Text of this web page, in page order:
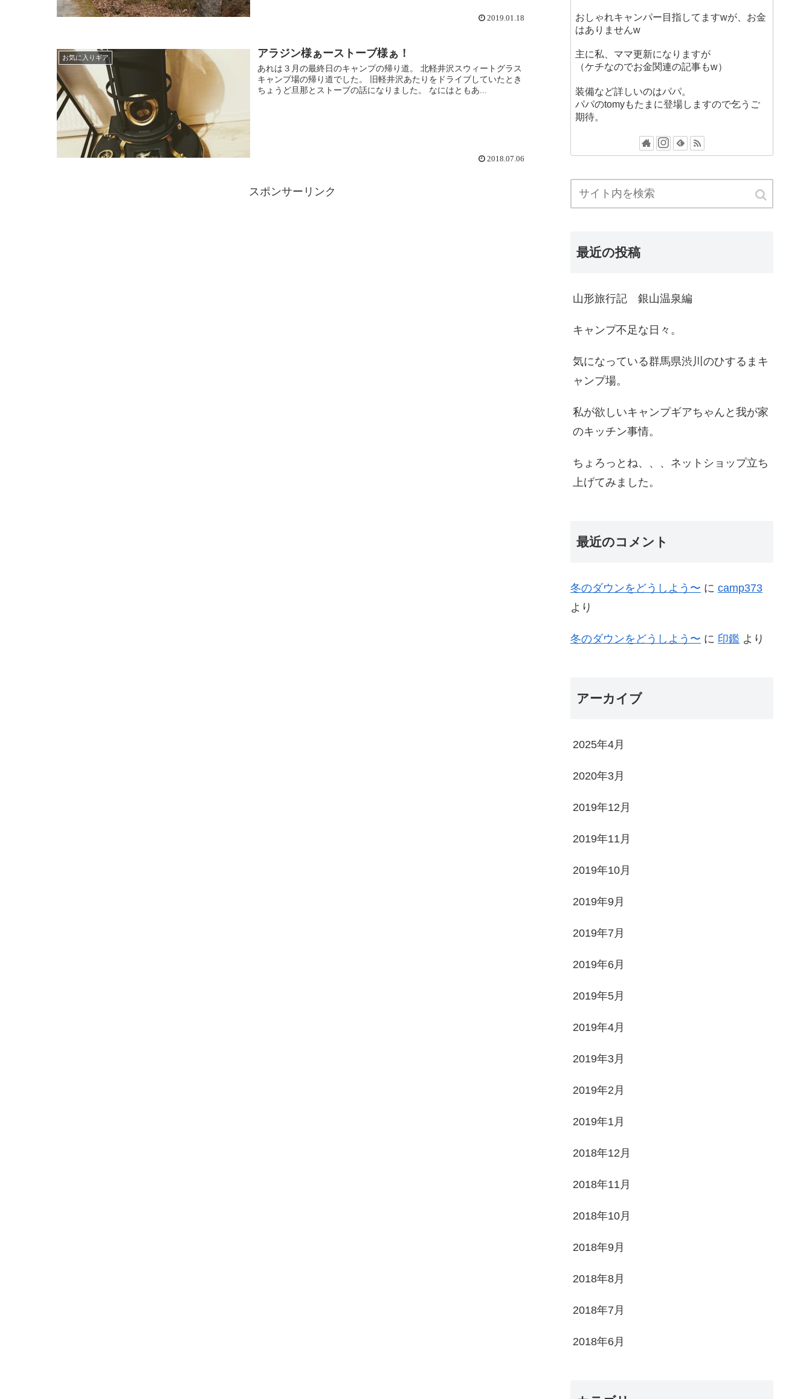
2019.01.18
お気に入りギア アラジン様ぁーストーブ様ぁ！
あれは３月の最終日のキャンプの帰り道。 北軽井沢スウィートグラス
キャンプ場の帰り道でした。 旧軽井沢あたりをドライブしていたとき
ちょうど旦那とストーブの話になりました。 なにはともあ...
2018.07.06
スポンサーリンク
おしゃれキャンパー目指してますwが、お金
はありませんw
主に私、ママ更新になりますが
（ケチなのでお金関連の記事もw）
装備など詳しいのはパパ。
パパのtomyもたまに登場しますので乞うご
期待。
最近の投稿
山形旅行記 銀山温泉編
キャンプ不足な日々。
気になっている群馬県渋川のひするまキ
ャンプ場。
私が欲しいキャンプギアちゃんと我が家
のキッチン事情。
ちょろっとね、、、ネットショップ立ち
上げてみました。
最近のコメント
冬のダウンをどうしよう〜 に camp373
より
冬のダウンをどうしよう〜 に 印鑑 より
アーカイブ
2025年4月
2020年3月
2019年12月
2019年11月
2019年10月
2019年9月
2019年7月
2019年6月
2019年5月
2019年4月
2019年3月
2019年2月
2019年1月
2018年12月
2018年11月
2018年10月
2018年9月
2018年8月
2018年7月
2018年6月